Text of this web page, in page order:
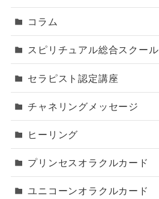
コラム
スピリチュアル総合スクール
セラピスト認定講座
チャネリングメッセージ
ヒーリング
プリンセスオラクルカード
ユニコーンオラクルカード